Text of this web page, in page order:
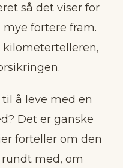
så det viser for
fortere fram.
å leve med en
Det er ganske
forteller om den
med, om